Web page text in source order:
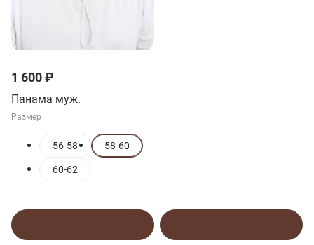
1 600 ₽
Панама муж.
Размер
56-58 58-60
60-62